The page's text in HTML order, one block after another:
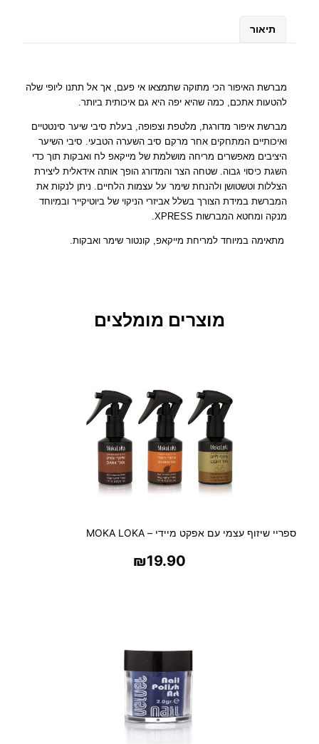
פ
ו
ר
מ
ח
ו
ד
ק
-
ב
ג
י
מ
ו
ר
ד
תיאור
מברשת האיפור הכי מתוקה שתמצאו אי פעם, אך אל תתנו ליופי שלה
להטעות אתכם, כמה שהיא יפה היא גם איכותית ביותר.
מברשת איפור מדורגת, מלטפת וצפופה, בעלת סיבי שיער סינטטיים
ואיכותיים המתחקים אחר מרקם סיב השערה הטבעי. סיבי השיער
היציבים מאפשרים מריחה מושלמת של מייקאפ לח ואבקות תוך כדי
השגת כיסוי גבוה. שטחה הצר והמדורג הופך אותה אידאלית ליצירת
הצללות וטשטושן ולהנחת שימר על עצמות הלחיים. ניתן לנקות את
המברשת במידת הצורך בשלל אביזרי הניקוי של ביוטיקייר ובמיוחד
מנקה ומחטא המברשות XPRESS.
מתאימה במיוחד למריחת מייקאפ, קונטור שימר ואבקות.
מוצרים מומלצים
ספריי שיזוף עצמי עם אפקט מיידי – MOKA LOKA
₪19.90